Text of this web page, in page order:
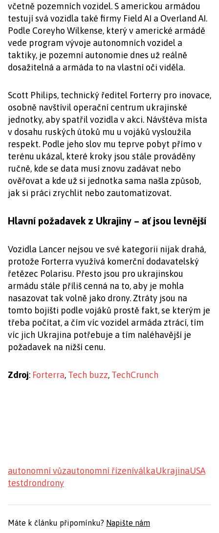
včetně pozemních vozidel. S americkou armádou
testují svá vozidla také firmy Field AI a Overland AI.
Podle Coreyho Wilkense, který v americké armádě
vede program vývoje autonomních vozidel a
taktiky, je pozemní autonomie dnes už reálně
dosažitelná a armáda to na vlastní oči viděla.
Scott Philips, technický ředitel Forterry pro inovace,
osobně navštívil operační centrum ukrajinské
jednotky, aby spatřil vozidla v akci. Návštěva místa
v dosahu ruských útoků mu u vojáků vysloužila
respekt. Podle jeho slov mu teprve pobyt přímo v
terénu ukázal, které kroky jsou stále prováděny
ručně, kde se data musí znovu zadávat nebo
ověřovat a kde už si jednotka sama našla způsob,
jak si práci zrychlit nebo zautomatizovat.
Hlavní požadavek z Ukrajiny – ať jsou levnější
Vozidla Lancer nejsou ve své kategorii nijak drahá,
protože Forterra využívá komerční dodavatelský
řetězec Polarisu. Přesto jsou pro ukrajinskou
armádu stále příliš cenná na to, aby je mohla
nasazovat tak volně jako drony. Ztráty jsou na
tomto bojišti podle vojáků prostě fakt, se kterým je
třeba počítat, a čím víc vozidel armáda ztrácí, tím
víc jich Ukrajina potřebuje a tím naléhavější je
požadavek na nižší cenu.
Zdroj: Forterra, Tech buzz, TechCrunch
autonomní vůzautonomní řízeníválkaUkrajinaUSA
testdrondrony
Máte k článku připomínku? Napište nám